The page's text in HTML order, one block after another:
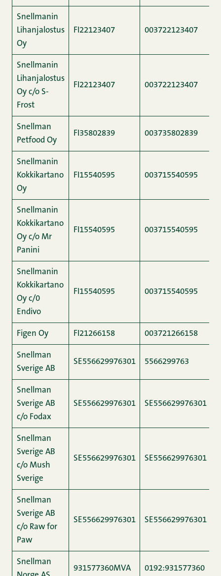
Snellmanin
Lihanjalostus
Oy
FI22123407 003722123407
Snellmanin
Lihanjalostus
Oy c/o S-
Frost
FI22123407 003722123407
Snellman
Petfood Oy
FI35802839 003735802839
Snellmanin
Kokkikartano
Oy
FI15540595 003715540595
Snellmanin
Kokkikartano
Oy c/o Mr
Panini
FI15540595 003715540595
Snellmanin
Kokkikartano
Oy c/0
Endivo
FI15540595 003715540595
Figen Oy FI21266158 003721266158
Snellman
Sverige AB
SE556629976301 5566299763
Snellman
Sverige AB
c/o Fodax
SE556629976301 SE556629976301
Snellman
Sverige AB
c/o Mush
Sverige
SE556629976301 SE556629976301
Snellman
Sverige AB
c/o Raw for
Paw
SE556629976301 SE556629976301
Snellman
931577360MVA 0192:931577360